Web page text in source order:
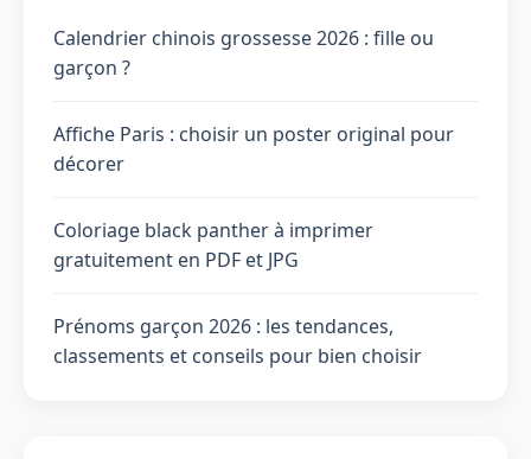
Calendrier chinois grossesse 2026 : fille ou
garçon ?
Affiche Paris : choisir un poster original pour
décorer
Coloriage black panther à imprimer
gratuitement en PDF et JPG
Prénoms garçon 2026 : les tendances,
classements et conseils pour bien choisir